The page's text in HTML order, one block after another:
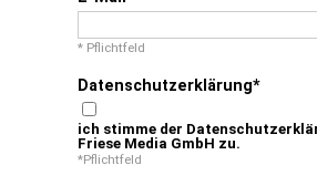
AKTUELLE
* Pflichtfeld
Datenschutzerklärung
ich stimme der
Friese Media GmbH zu.
*Pflichtfeld